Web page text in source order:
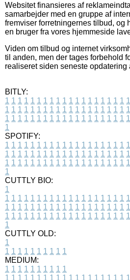
Websitet finansieres af
samarbejder med en gruppe af
fremviser forretningernes tilbud, og
en bruger fra vores hjemmeside
Viden om tilbud og internet
til anden, men der tages forbehold
realiseret siden seneste opdatering
BITLY:
1 1 1 1 1 1 1 1 1 1 1 1 1 1 1 1 1 1 1 1
1 1 1 1 1 1 1 1 1 1 1 1 1 1 1 1 1 1 1 1
1 1 1 1 1 1 1 1 1 1 1 1 1 1 1 1 1 1 1 1
1
SPOTIFY:
1 1 1 1 1 1 1 1 1 1 1 1 1 1 1 1 1 1 1 1
1 1 1 1 1 1 1 1 1 1 1 1 1 1 1 1 1 1 1 1
1 1 1 1 1 1 1 1 1 1 1 1 1 1 1 1 1 1 1 1
1
CUTTLY BIO:
1
1 1 1 1 1 1 1 1 1 1 1 1 1 1 1 1 1 1 1 1
1 1 1 1 1 1 1 1 1 1 1 1 1 1 1 1 1 1 1 1
1 1 1 1 1 1 1 1 1 1 1 1 1 1 1 1 1 1 1 1
1
CUTTLY OLD:
1
1 1 1 1 1 1 1 1 1 1
MEDIUM:
1 1 1 1 1 1 1 1 1 1
1 1 1 1 1 1 1 1 1 1 1 1 1 1 1 1 1 1 1 1